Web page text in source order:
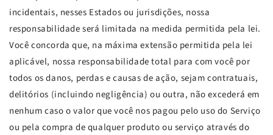
incidentais, nesses Estados ou jurisdições, nossa
responsabilidade será limitada na medida permitida pela lei.
Você concorda que, na máxima extensão permitida pela lei
aplicável, nossa responsabilidade total para com você por
todos os danos, perdas e causas de ação, sejam contratuais,
delitórios (incluindo negligência) ou outra, não excederá em
nenhum caso o valor que você nos pagou pelo uso do Serviço
ou pela compra de qualquer produto ou serviço através do